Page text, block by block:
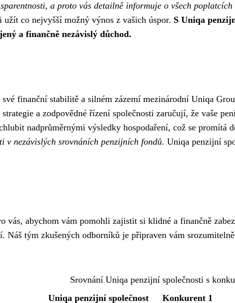
a proto vás detailně informuje o všech
co nejvyšší možný výnos z vašich úspor. S Uniqa
a finančně nezávislý důchod.
finanční stabilitě a silném zázemí mezinárodní Uniqa
a zodpovědné řízení společnosti zaručují, že vaše
nadprůměrnými výsledky hospodaření, což se promítá
v nezávislých srovnáních penzijních fondů. Uniqa penzijní
vás, abychom vám pomohli zajistit si klidné a finančně
Náš tým zkušených odborníků je připraven vám
Srovnání Uniqa penzijní společnosti s
Uniqa penzijní společnost Konkurent 1